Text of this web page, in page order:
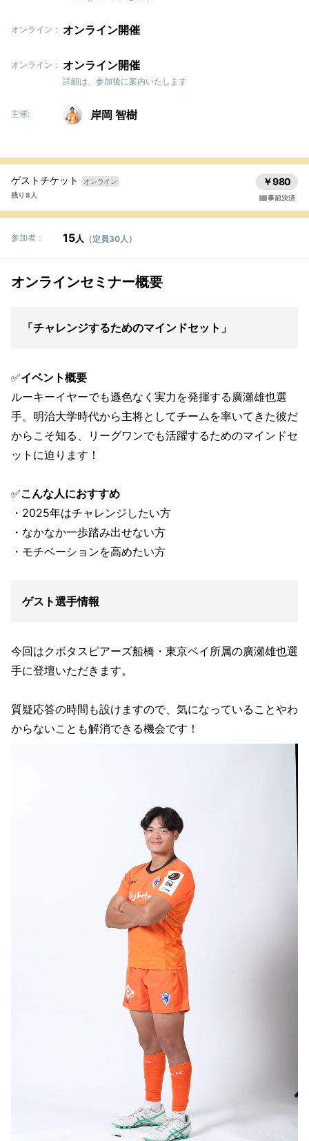
オンライン： オンライン開催
オンライン： オンライン開催
詳細は、参加後に案内いたします
主催: 岸岡 智樹
ゲストチケット
オンライン
残り 8人
￥980
事前決済
参加者： 15人 （定員30人）
オンラインセミナー概要
「チャレンジするためのマインドセット」
✅イベント概要
ルーキーイヤーでも遜色なく実力を発揮する廣瀬雄也選
手。明治大学時代から主将としてチームを率いてきた彼だ
からこそ知る、リーグワンでも活躍するためのマインドセ
ットに迫ります！
✅こんな人におすすめ
・2025年はチャレンジしたい方
・なかなか一歩踏み出せない方
・モチベーションを高めたい方
ゲスト選手情報
今回はクボタスピアーズ船橋・東京ベイ所属の廣瀬雄也選
手に登壇いただきます。
質疑応答の時間も設けますので、気になっていることやわ
からないことも解消できる機会です！